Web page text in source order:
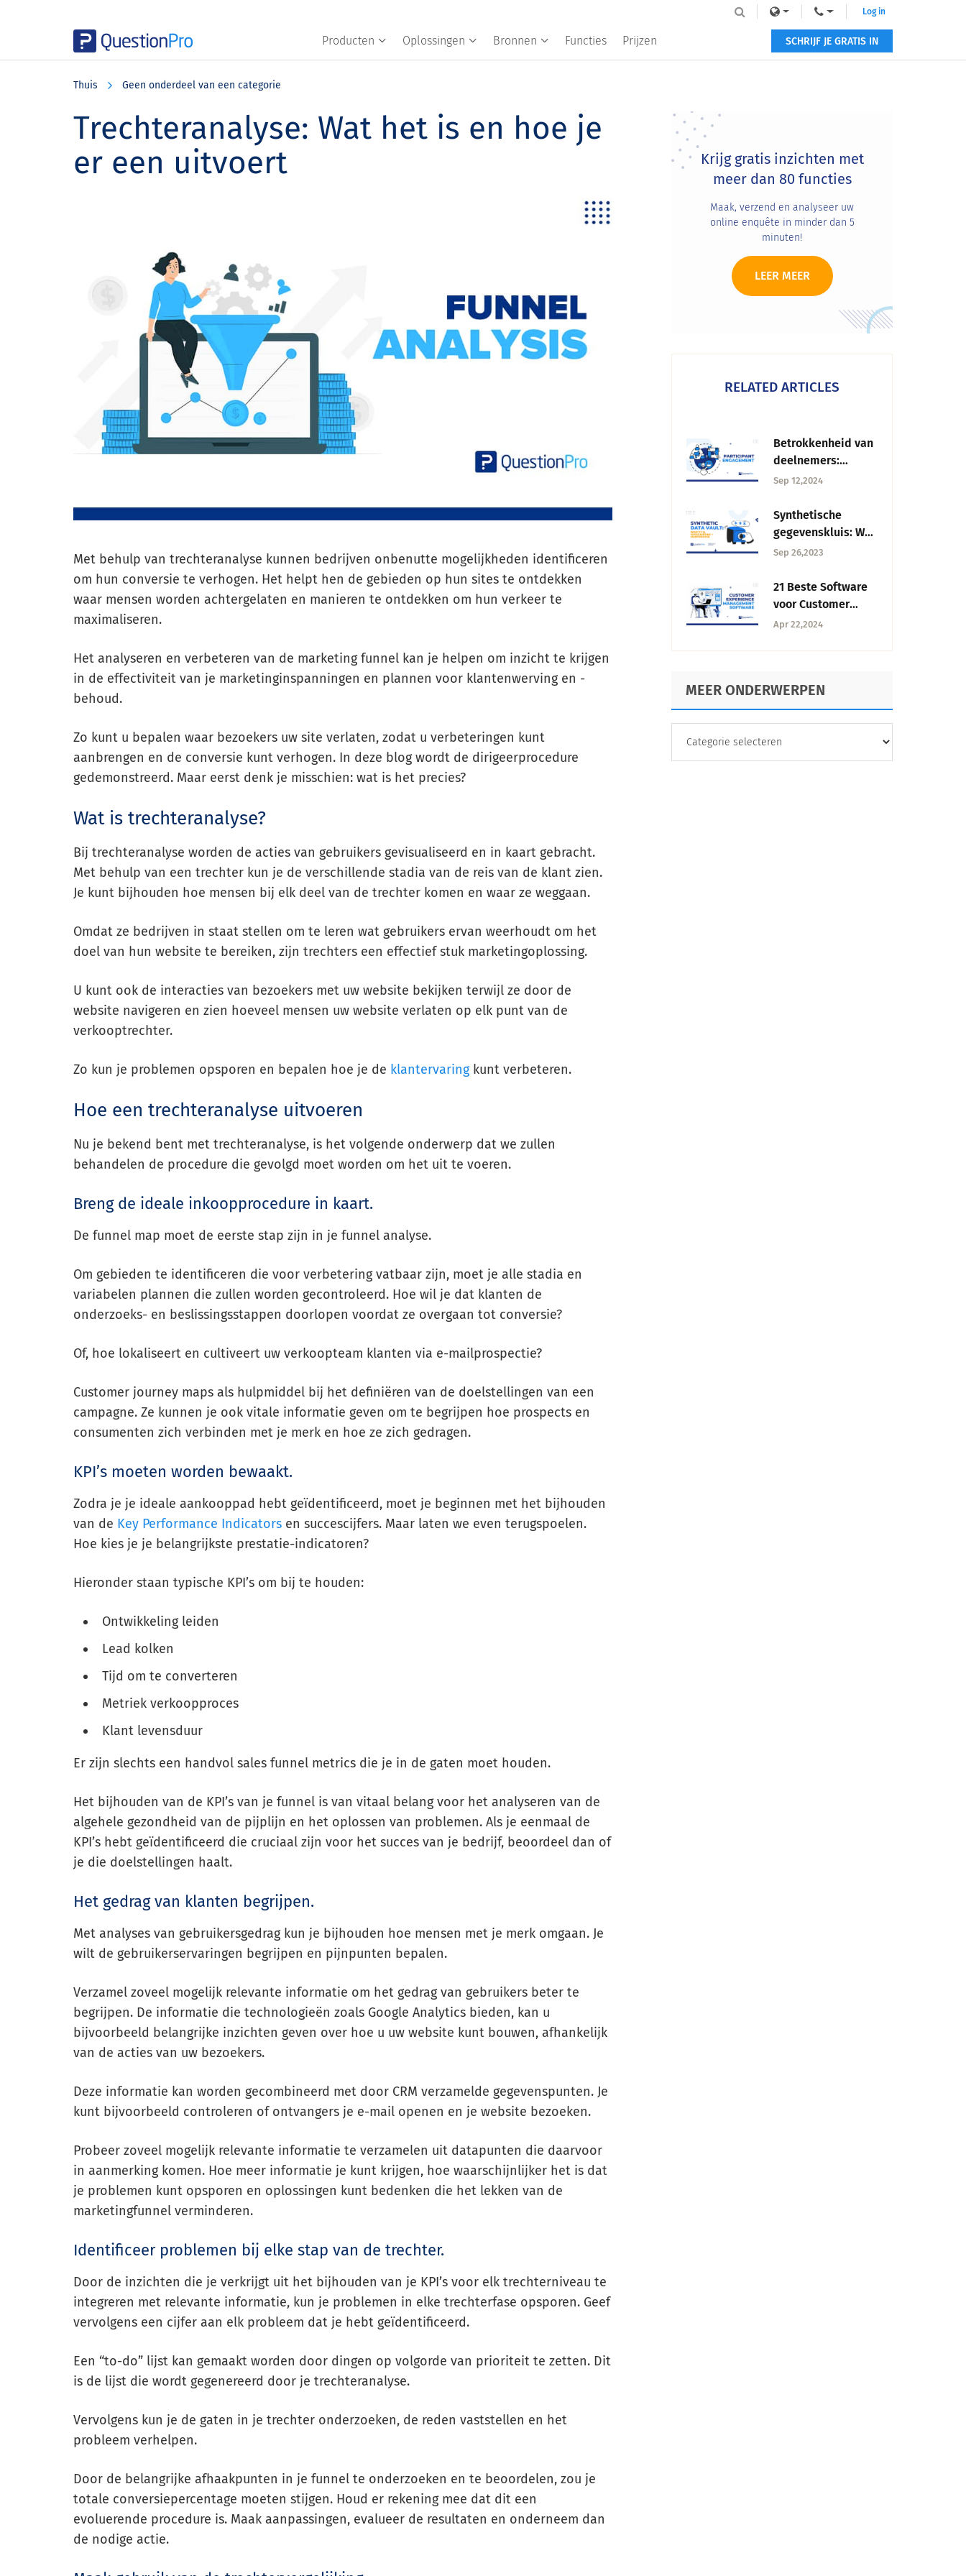
Producten Oplossingen Bronnen Functies Prijzen
Log in
SCHRIJF JE GRATIS IN
Thuis Geen onderdeel van een categorie
Trechteranalyse: Wat het is en hoe je
er een uitvoert
Met behulp van trechteranalyse kunnen bedrijven onbenutte mogelijkheden identificeren
om hun conversie te verhogen. Het helpt hen de gebieden op hun sites te ontdekken
waar mensen worden achtergelaten en manieren te ontdekken om hun verkeer te
maximaliseren.
Het analyseren en verbeteren van de marketing funnel kan je helpen om inzicht te krijgen
in de effectiviteit van je marketinginspanningen en plannen voor klantenwerving en -
behoud.
Zo kunt u bepalen waar bezoekers uw site verlaten, zodat u verbeteringen kunt
aanbrengen en de conversie kunt verhogen. In deze blog wordt de dirigeerprocedure
gedemonstreerd. Maar eerst denk je misschien: wat is het precies?
Wat is trechteranalyse?
Bij trechteranalyse worden de acties van gebruikers gevisualiseerd en in kaart gebracht.
Met behulp van een trechter kun je de verschillende stadia van de reis van de klant zien.
Je kunt bijhouden hoe mensen bij elk deel van de trechter komen en waar ze weggaan.
Omdat ze bedrijven in staat stellen om te leren wat gebruikers ervan weerhoudt om het
doel van hun website te bereiken, zijn trechters een effectief stuk marketingoplossing.
U kunt ook de interacties van bezoekers met uw website bekijken terwijl ze door de
website navigeren en zien hoeveel mensen uw website verlaten op elk punt van de
verkooptrechter.
Zo kun je problemen opsporen en bepalen hoe je de klantervaringkunt verbeteren.
Hoe een trechteranalyse uitvoeren
Nu je bekend bent met trechteranalyse, is het volgende onderwerp dat we zullen
behandelen de procedure die gevolgd moet worden om het uit te voeren.
Breng de ideale inkoopprocedure in kaart.
De funnel map moet de eerste stap zijn in je funnel analyse.
Om gebieden te identificeren die voor verbetering vatbaar zijn, moet je alle stadia en
variabelen plannen die zullen worden gecontroleerd. Hoe wil je dat klanten de
onderzoeks- en beslissingsstappen doorlopen voordat ze overgaan tot conversie?
Of, hoe lokaliseert en cultiveert uw verkoopteam klanten via e-mailprospectie?
Customer journey maps als hulpmiddel bij het definiëren van de doelstellingen van een
campagne. Ze kunnen je ook vitale informatie geven om te begrijpen hoe prospects en
consumenten zich verbinden met je merk en hoe ze zich gedragen.
KPI’s moeten worden bewaakt.
Zodra je je ideale aankooppad hebt geïdentificeerd, moet je beginnen met het bijhouden
van de Key Performance Indicators en succescijfers. Maar laten we even terugspoelen.
Hoe kies je je belangrijkste prestatie-indicatoren?
Hieronder staan typische KPI’s om bij te houden:
Ontwikkeling leiden
Lead kolken
Tijd om te converteren
Metriek verkoopproces
Klant levensduur
Er zijn slechts een handvol sales funnel metrics die je in de gaten moet houden.
Het bijhouden van de KPI’s van je funnel is van vitaal belang voor het analyseren van de
algehele gezondheid van de pijplijn en het oplossen van problemen. Als je eenmaal de
KPI’s hebt geïdentificeerd die cruciaal zijn voor het succes van je bedrijf, beoordeel dan of
je die doelstellingen haalt.
Het gedrag van klanten begrijpen.
Met analyses van gebruikersgedrag kun je bijhouden hoe mensen met je merk omgaan. Je
wilt de gebruikerservaringen begrijpen en pijnpunten bepalen.
Verzamel zoveel mogelijk relevante informatie om het gedrag van gebruikers beter te
begrijpen. De informatie die technologieën zoals Google Analytics bieden, kan u
bijvoorbeeld belangrijke inzichten geven over hoe u uw website kunt bouwen, afhankelijk
van de acties van uw bezoekers.
Deze informatie kan worden gecombineerd met door CRM verzamelde gegevenspunten. Je
kunt bijvoorbeeld controleren of ontvangers je e-mail openen en je website bezoeken.
Probeer zoveel mogelijk relevante informatie te verzamelen uit datapunten die daarvoor
in aanmerking komen. Hoe meer informatie je kunt krijgen, hoe waarschijnlijker het is dat
je problemen kunt opsporen en oplossingen kunt bedenken die het lekken van de
marketingfunnel verminderen.
Identificeer problemen bij elke stap van de trechter.
Door de inzichten die je verkrijgt uit het bijhouden van je KPI’s voor elk trechterniveau te
integreren met relevante informatie, kun je problemen in elke trechterfase opsporen. Geef
vervolgens een cijfer aan elk probleem dat je hebt geïdentificeerd.
Een “to-do” lijst kan gemaakt worden door dingen op volgorde van prioriteit te zetten. Dit
is de lijst die wordt gegenereerd door je trechteranalyse.
Vervolgens kun je de gaten in je trechter onderzoeken, de reden vaststellen en het
probleem verhelpen.
Door de belangrijke afhaakpunten in je funnel te onderzoeken en te beoordelen, zou je
totale conversiepercentage moeten stijgen. Houd er rekening mee dat dit een
evoluerende procedure is. Maak aanpassingen, evalueer de resultaten en onderneem dan
de nodige actie.
Primary
Sidebar
Krijg gratis inzichten met
meer dan 80 functies
Maak, verzend en analyseer uw
online enquête in minder dan 5
minuten!
LEER MEER
RELATED ARTICLES
Betrokkenheid van
deelnemers:
Strategieën +
verbeteren
Sep 12,2024
Synthetische
gegevenskluis: Wat
het is, Beveiliging +
Sep 26,2023
21 Beste Software
voor Customer
Experience
2025
Apr 22,2024
MEER ONDERWERPEN
ONDERWERPEN